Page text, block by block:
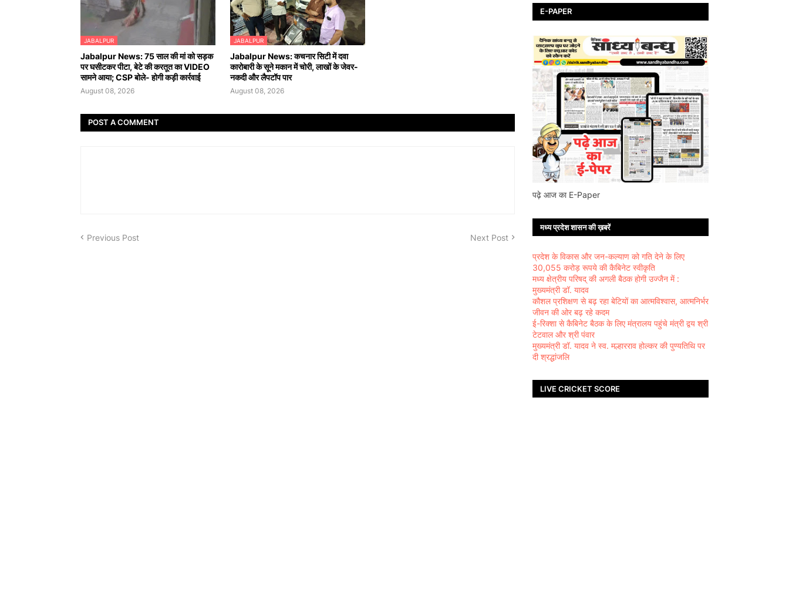
JABALPUR
Jabalpur News: 75 साल की मां को सड़क
पर घसीटकर पीटा, बेटे की करतूत का VIDEO
सामने आया; CSP बोले- होगी कड़ी कार्रवाई
August 08, 2026
JABALPUR
Jabalpur News: कचनार सिटी में दवा
कारोबारी के सूने मकान में चोरी, लाखों के जेवर-
नकदी और लैपटॉप पार
August 08, 2026
POST A COMMENT
Previous Post Next Post
E-PAPER
पढ़े आज का E-Paper
मध्य प्रदेश शासन की ख़बरें
प्रदेश के विकास और जन-कल्याण को गति देने के लिए
30,055 करोड़ रूपये की कैबिनेट स्वीकृति
मध्य क्षेत्रीय परिषद् की अगली बैठक होगी उज्जैन में :
मुख्यमंत्री डॉ. यादव
कौशल प्रशिक्षण से बढ़ रहा बेटियों का आत्मविश्वास, आत्मनिर्भर
जीवन की ओर बढ़ रहे कदम
ई-रिक्शा से कैबिनेट बैठक के लिए मंत्रालय पहुंचे मंत्री द्वय श्री
टेटवाल और श्री पंवार
मुख्यमंत्री डॉ. यादव ने स्व. मल्हारराव होल्कर की पुण्यतिथि पर
दी श्रद्धांजलि
LIVE CRICKET SCORE